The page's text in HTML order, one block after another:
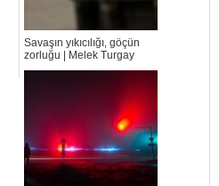
Savaşın yıkıcılığı, göçün
zorluğu | Melek Turgay